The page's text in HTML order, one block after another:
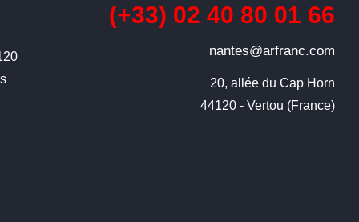
(+33) 02 40 80 01 66
nantes@arfranc.com
20, allée du Cap Horn
44120 - Vertou (France)